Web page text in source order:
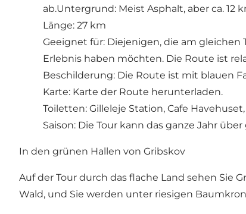
ab.Untergrund: Meist Asphalt, aber ca. 12
Länge: 27 km
Geeignet für: Diejenigen, die am
Erlebnis haben möchten. Die Route ist
Beschilderung: Die Route ist mit blauen
Karte: Karte der Route herunterladen.
Toiletten: Gilleleje Station, Cafe
Saison: Die Tour kann das ganze Jahr
In den grünen Hallen von Gribskov
Auf der Tour durch das flache Land sehen Sie
Wald, und Sie werden unter riesigen